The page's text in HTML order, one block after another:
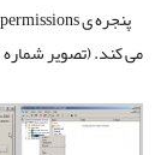
می کند. (تصویر شماره ۶)